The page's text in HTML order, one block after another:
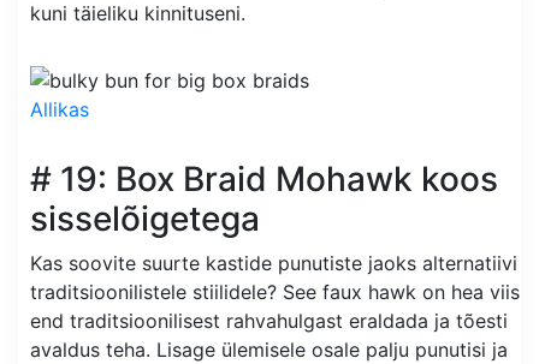
kuni täieliku kinnituseni.
Allikas
# 19: Box Braid Mohawk koos
sisselõigetega
Kas soovite suurte kastide punutiste jaoks alternatiivi
traditsioonilistele stiilidele? See faux hawk on hea viis
end traditsioonilisest rahvahulgast eraldada ja tõesti
avaldus teha. Lisage ülemisele osale palju punutisi ja